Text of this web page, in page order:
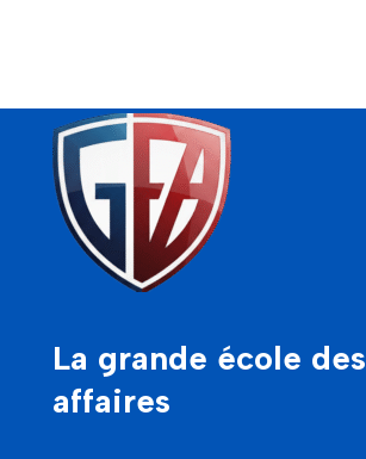
La grande école des
affaires